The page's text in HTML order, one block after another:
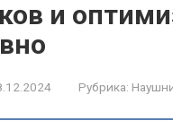
и
Рубрика: